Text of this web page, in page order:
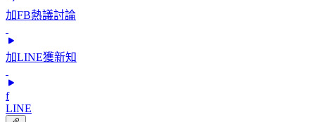
加FB熱議討論
加LINE獲新知
f
LINE